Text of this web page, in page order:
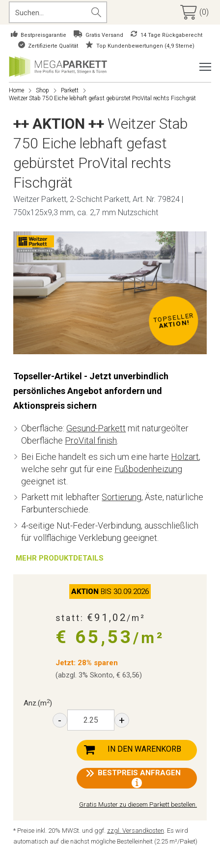
(0)
Bestpreisgarantie Gratis Versand
14 Tage Rückgaberecht
Zertifizierte Qualität
Top Kundenbewertungen (4,9 Sterne)
Home Shop
Parkett
Weitzer Stab 750 Eiche lebhaft gefast gebürstet ProVital rechts Fischgrät
++ AKTION ++ Weitzer Stab
750 Eiche lebhaft gefast
gebürstet ProVital rechts
Fischgrät
Weitzer Parkett, 2-Schicht Parkett, Art. Nr. 79824 |
750x125x9,3 mm, ca. 2,7 mm Nutzschicht
TOPSELLER
AKTION!
TOPSELLER
AKTION!
TOPSELLER
AKTION!
TOPSELLER
AKTION!
TOPSELLER
AKTION!
TOPSELLER
AKTION!
TOPSELLER
AKTION!
TOPSELLER
AKTION!
Topseller-Artikel - Jetzt unverbindlich
persönliches Angebot anfordern und
Aktionspreis sichern
Oberfläche: Gesund-Parkett mit naturgeölter
Oberfläche ProVital finish.
Bei Eiche handelt es sich um eine harte Holzart,
welche sehr gut für eine Fußbodenheizung
geeignet ist.
Parkett mit lebhafter Sortierung, Äste, natürliche
Farbunterschiede.
4-seitige Nut-Feder-Verbindung, ausschließlich
für vollflächige Verklebung geeignet.
MEHR PRODUKTDETAILS
AKTION BIS 30.09.2026
statt: €91,02/m²
€ 65,53/m²
Jetzt: 28% sparen
(abzgl. 3% Skonto, € 63,56)
Anz.(m2)
- +
IN DEN WARENKORB
BESTPREIS ANFRAGEN
Gratis Muster zu diesem Parkett bestellen.
* Preise inkl. 20% MWSt. und ggf. zzgl. Versandkosten. Es wird
automatisch auf die nächst mögliche Bestelleinheit (2.25 m²/Paket)